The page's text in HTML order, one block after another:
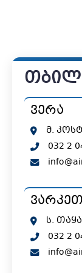
ვერა
მ.
032 2
ს.
032 2